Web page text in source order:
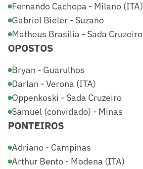
Fernando Cachopa - Milano (ITA)
Gabriel Bieler - Suzano
Matheus Brasília - Sada Cruzeiro
OPOSTOS
Bryan - Guarulhos
Darlan - Verona (ITA)
Oppenkoski - Sada Cruzeiro
Samuel (convidado) - Minas
PONTEIROS
Adriano - Campinas
Arthur Bento - Modena (ITA)